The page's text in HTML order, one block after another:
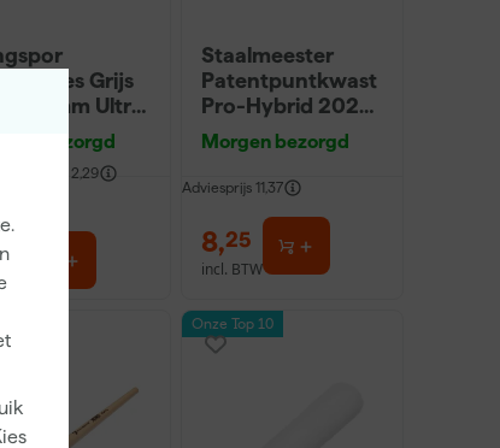
Grijs
Ultra
bezorgd
30 dgn 2,29
Staalmeester
Patentpuntkwast
Pro-Hybrid 2020
- 10 (2cm)
Morgen bezorgd
Adviesprijs 11,37
8,25
incl. BTW
Onze Top 10